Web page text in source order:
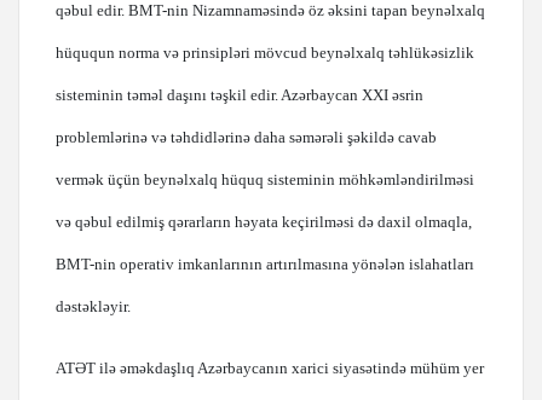
qəbul edir. BMT-nin Nizamnaməsində öz əksini tapan beynəlxalq
hüququn norma və prinsipləri mövcud beynəlxalq təhlükəsizlik
sisteminin təməl daşını təşkil edir. Azərbaycan XXI əsrin
problemlərinə və təhdidlərinə daha səmərəli şəkildə cavab
vermək üçün beynəlxalq hüquq sisteminin möhkəmləndirilməsi
və qəbul edilmiş qərarların həyata keçirilməsi də daxil olmaqla,
BMT-nin operativ imkanlarının artırılmasına yönələn islahatları
dəstəkləyir.
ATƏT ilə əməkdaşlıq Azərbaycanın xarici siyasətində mühüm yer